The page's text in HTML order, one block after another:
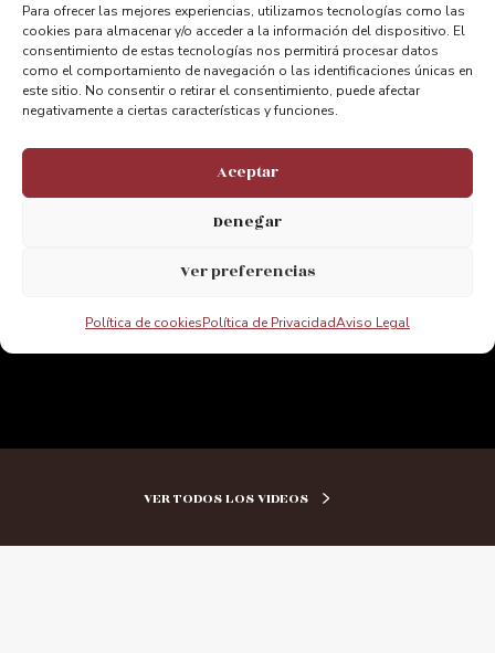
Para ofrecer las mejores experiencias, utilizamos tecnologías como las
cookies para almacenar y/o acceder a la información del dispositivo. El
consentimiento de estas tecnologías nos permitirá procesar datos
como el comportamiento de navegación o las identificaciones únicas en
este sitio. No consentir o retirar el consentimiento, puede afectar
negativamente a ciertas características y funciones.
Aceptar
Denegar
Ver preferencias
Política de cookiesPolítica de PrivacidadAviso Legal
VER TODOS LOS VIDEOS